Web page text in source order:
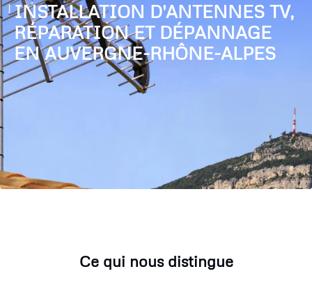
INSTALLATION D'ANTENNES TV,
RÉPARATION ET DÉPANNAGE
EN AUVERGNE-RHÔNE-ALPES
Ce qui nous distingue